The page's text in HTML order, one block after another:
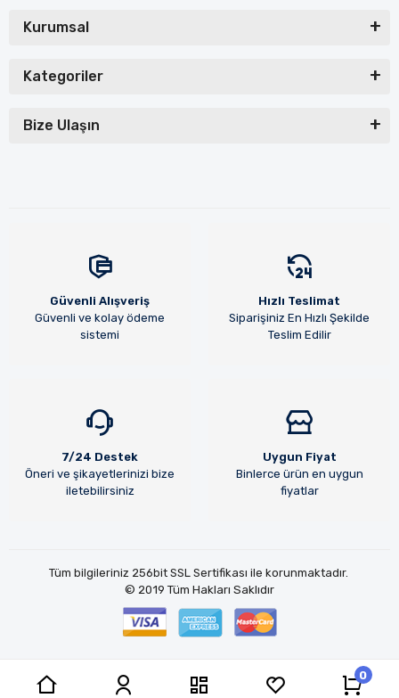
Kurumsal
Kategoriler
Bize Ulaşın
Güvenli Alışveriş
Güvenli ve kolay ödeme
sistemi
Hızlı Teslimat
Siparişiniz En Hızlı Şekilde
Teslim Edilir
7/24 Destek
Öneri ve şikayetlerinizi bize
iletebilirsiniz
Uygun Fiyat
Binlerce ürün en uygun
fiyatlar
Tüm bilgileriniz 256bit SSL Sertifikası ile korunmaktadır.
© 2019 Tüm Hakları Saklıdır
0